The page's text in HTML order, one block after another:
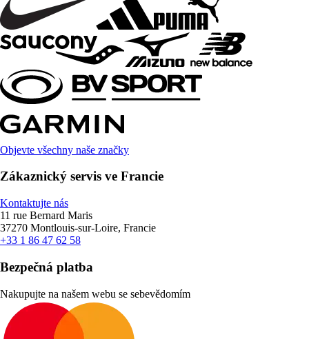
Objevte všechny naše značky
Zákaznický servis ve Francie
Kontaktujte nás
11 rue Bernard Maris
37270 Montlouis-sur-Loire, Francie
+33 1 86 47 62 58
Bezpečná platba
Nakupujte na našem webu se sebevědomím